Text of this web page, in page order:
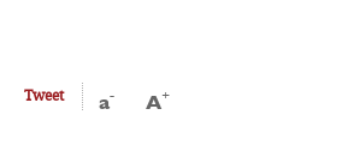
Tweet
a- A+